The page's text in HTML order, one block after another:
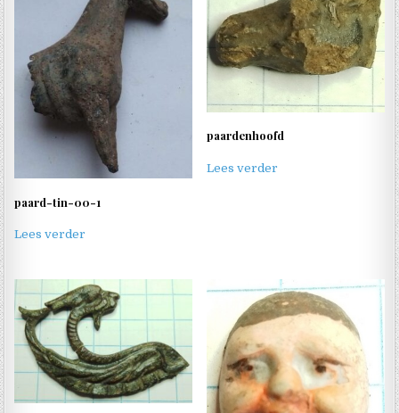
paard-tin-00-1
Lees verder
paardenhoofd
Lees verder